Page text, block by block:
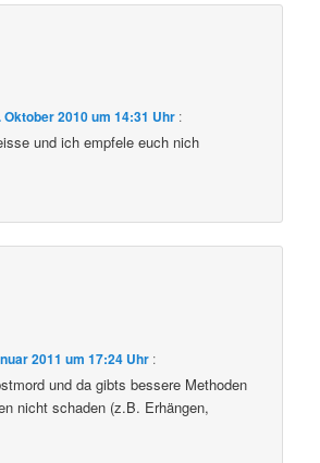
Oktober 2010 um 14:31 Uhr :
und ich empfele euch nich
2011 um 17:24 Uhr :
und da gibts bessere Methoden
nicht schaden (z.B. Erhängen,